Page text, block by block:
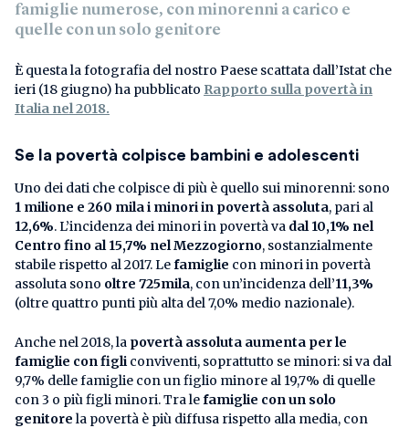
famiglie numerose, con minorenni a carico e
quelle con un solo genitore
È questa la fotografia del nostro Paese scattata dall’Istat che
ieri (18 giugno) ha pubblicato Rapporto sulla povertà in
Italia nel 2018.
Se la povertà colpisce bambini e adolescenti
Uno dei dati che colpisce di più è quello sui minorenni: sono
1 milione e 260 mila i minori in povertà assoluta, pari al
12,6%. L’incidenza dei minori in povertà va dal 10,1% nel
Centro fino al 15,7% nel Mezzogiorno, sostanzialmente
stabile rispetto al 2017. Lefamiglie con minori in povertà
assoluta sono oltre 725mila, con un’incidenza dell’11,3%
(oltre quattro punti più alta del 7,0% medio nazionale).
Anche nel 2018, la povertà assoluta aumenta per le
famiglie con figli conviventi, soprattutto se minori: si va dal
9,7% delle famiglie con un figlio minore al 19,7% di quelle
con 3 o più figli minori. Tra lefamiglie con un solo
genitorela povertà è più diffusa rispetto alla media, con